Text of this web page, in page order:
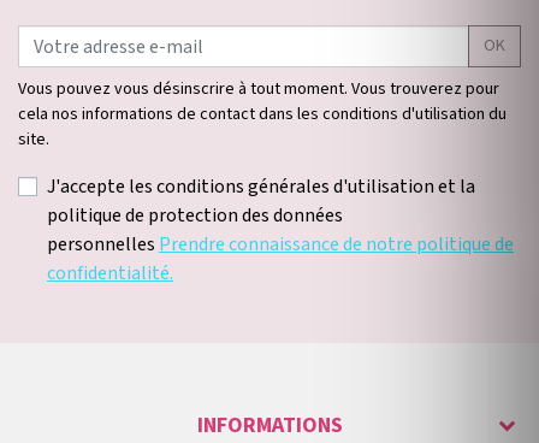
OK
Vous pouvez vous désinscrire à tout moment. Vous trouverez pour
cela nos informations de contact dans les conditions d'utilisation du
site.
J'accepte les conditions générales d'utilisation et la
politique de protection des données
personnellesPrendre connaissance de notre politique de
confidentialité.
INFORMATIONS